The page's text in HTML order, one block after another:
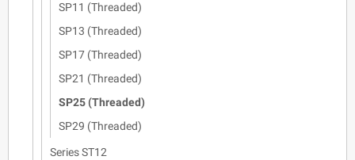
SP11 (Threaded)
SP13 (Threaded)
SP17 (Threaded)
SP21 (Threaded)
SP25 (Threaded)
SP29 (Threaded)
Series ST12